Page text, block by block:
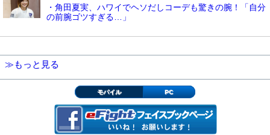
・角田夏実、ハワイでヘソだしコーデも驚きの腕！「自分
の前腕ゴツすぎる…」
≫もっと見る
モバイル PC